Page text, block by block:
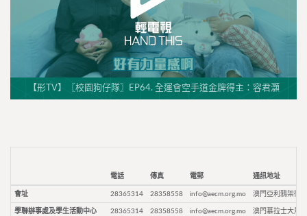
【形TV】〖校園狗仔隊〗EP64. 全運會空手道金牌得主：容君灝
電話 傳真 電郵 通訊地址
會址 28365314 28358558 info@aecm.org.mo 澳門亞利鴉架街9
學聯辦事處及學生活動中心 28365314 28358558 info@aecm.org.mo 澳門慕拉士大馬